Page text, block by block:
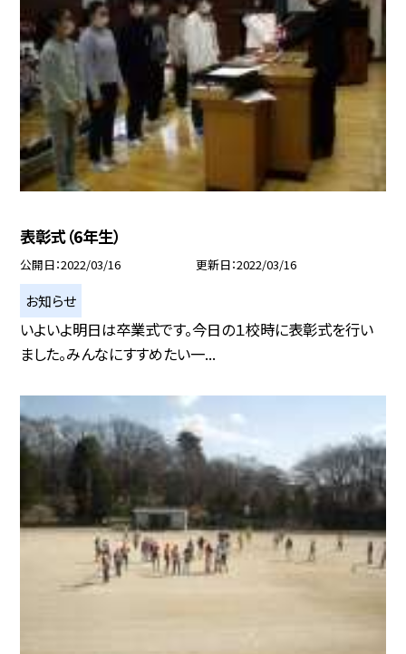
表彰式（6年生）
公開日 2022/03/16 更新日 2022/03/16
お知らせ
いよいよ明日は卒業式です。今日の１校時に表彰式を行い
ました。みんなにすすめたい一...